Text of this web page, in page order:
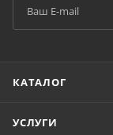
КАТАЛОГ
УСЛУГИ